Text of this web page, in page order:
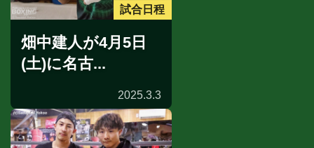
試合日程
畑中建人が4月5日
(土)に名古...
2025.3.3